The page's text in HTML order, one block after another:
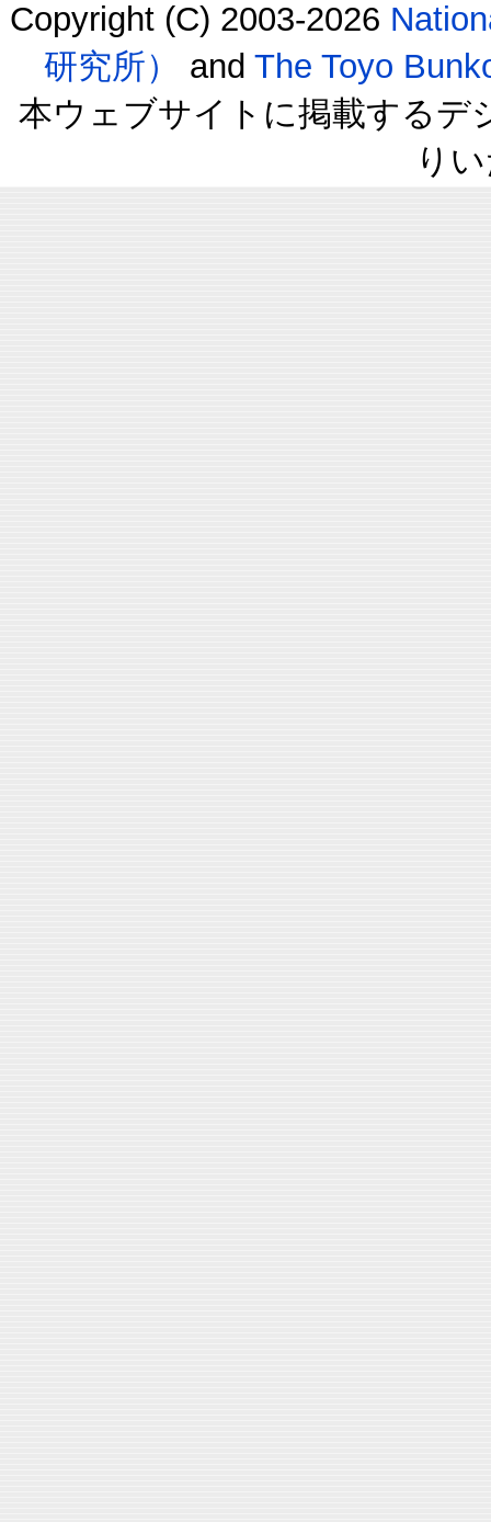
Copyright (C) 2003-2026
研究所）
and The Toyo
本ウェブサイトに掲載するデ
り